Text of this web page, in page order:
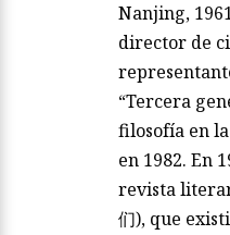
Nanjing,
director de
“Tercera
filosofía en
en 1982. En
revista
们), que